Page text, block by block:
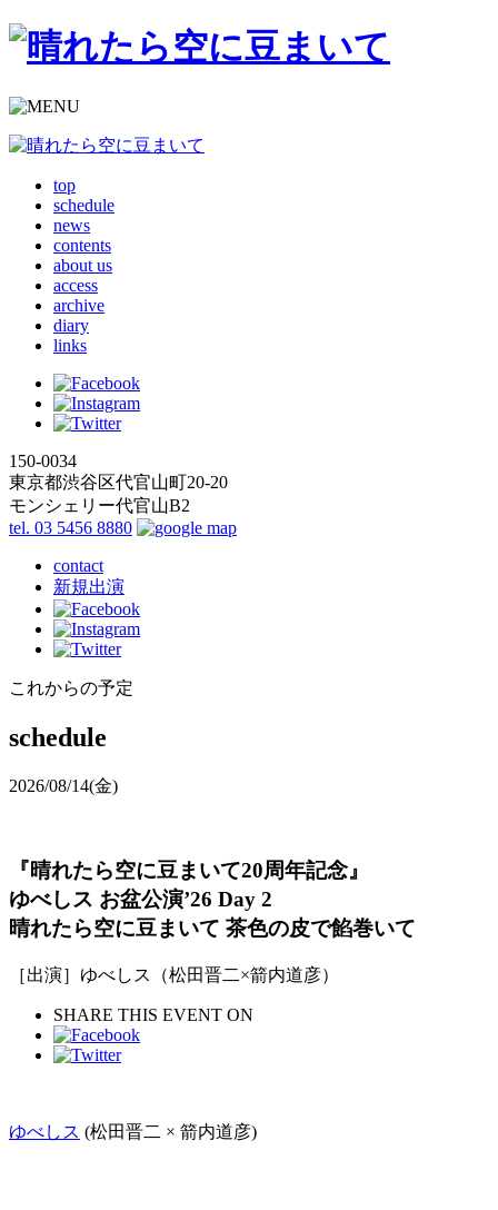
top
schedule
news
contents
about us
access
archive
diary
links
150-0034
東京都渋谷区代官山町20-20
モンシェリー代官山B2
tel. 03 5456 8880
contact
新規出演
これからの予定
schedule
2026/08/14(金)
『晴れたら空に豆まいて20周年記念』
ゆべしス お盆公演’26 Day 2
晴れたら空に豆まいて 茶色の皮で餡巻いて
［出演］ゆべしス（松田晋二×箭内道彦）
SHARE THIS EVENT ON
ゆべしス (松田晋二 × 箭内道彦)